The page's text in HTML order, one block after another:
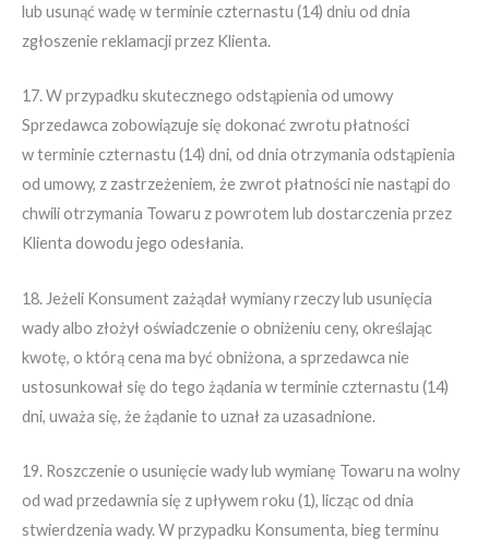
lub usunąć wadę w terminie czternastu (14) dniu od dnia
zgłoszenie reklamacji przez Klienta.
17. W przypadku skutecznego odstąpienia od umowy
Sprzedawca zobowiązuje się dokonać zwrotu płatności
w terminie czternastu (14) dni, od dnia otrzymania odstąpienia
od umowy, z zastrzeżeniem, że zwrot płatności nie nastąpi do
chwili otrzymania Towaru z powrotem lub dostarczenia przez
Klienta dowodu jego odesłania.
18. Jeżeli Konsument zażądał wymiany rzeczy lub usunięcia
wady albo złożył oświadczenie o obniżeniu ceny, określając
kwotę, o którą cena ma być obniżona, a sprzedawca nie
ustosunkował się do tego żądania w terminie czternastu (14)
dni, uważa się, że żądanie to uznał za uzasadnione.
19. Roszczenie o usunięcie wady lub wymianę Towaru na wolny
od wad przedawnia się z upływem roku (1), licząc od dnia
stwierdzenia wady. W przypadku Konsumenta, bieg terminu